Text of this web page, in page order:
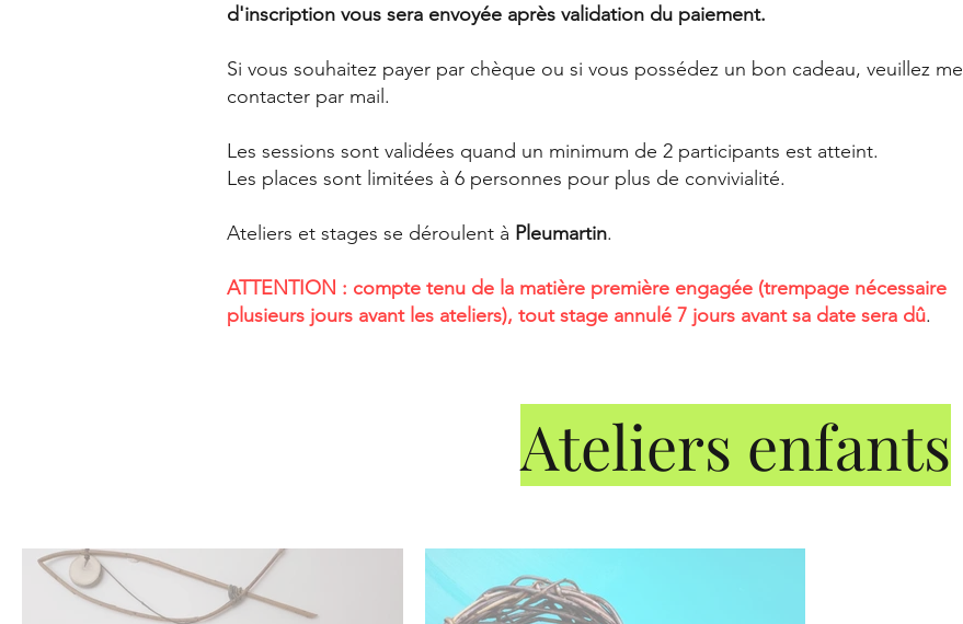
d'inscription vous sera envoyée après validation du paiement.
Si vous souhaitez payer par chèque ou si vous possédez un bon cadeau, veuillez me
contacter par mail.
Les sessions sont validées quand un minimum de 2 participants est atteint.
Les places sont limitées à 6 personnes pour plus de convivialité.
Ateliers et stages se déroulent à Pleumartin.
​ATTENTION : compte tenu de la matière première engagée (trempage nécessaire
plusieurs jours avant les ateliers), tout stage annulé 7 jours avant sa date sera dû.
Ateliers enfants